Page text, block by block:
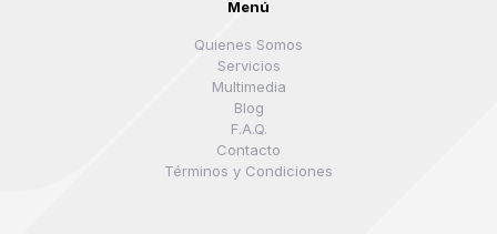
Menú
Quienes Somos
Servicios
Multimedia
Blog
F.A.Q.
Contacto
Términos y Condiciones